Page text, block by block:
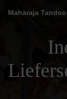
Maharaja